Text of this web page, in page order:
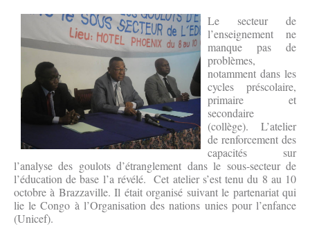
Le secteur de
l’enseignement ne
manque pas de
problèmes,
notamment dans les
cycles préscolaire,
primaire et
secondaire
(collège). L’atelier
de renforcement des
capacités sur
l’analyse des goulots d’étranglement dans le sous-secteur de
l’éducation de base l’a révélé. Cet atelier s’est tenu du 8 au 10
octobre à Brazzaville. Il était organisé suivant le partenariat qui
lie le Congo à l’Organisation des nations unies pour l’enfance
(Unicef).